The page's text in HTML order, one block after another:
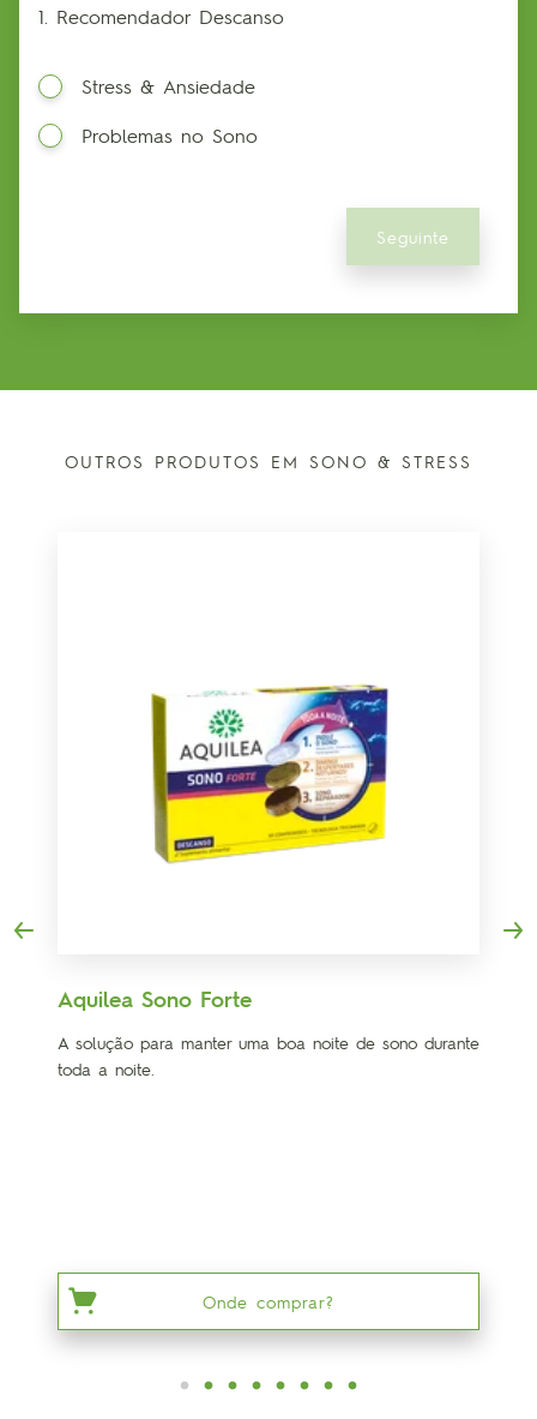
1. Recomendador Descanso
Stress & Ansiedade
Problemas no Sono
Seguinte
OUTROS PRODUTOS EM SONO & STRESS
Aquilea Sono Forte
A solução para manter uma boa noite de sono durante
toda a noite.
Onde comprar?